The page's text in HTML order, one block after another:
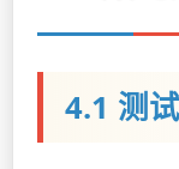
4.1 测